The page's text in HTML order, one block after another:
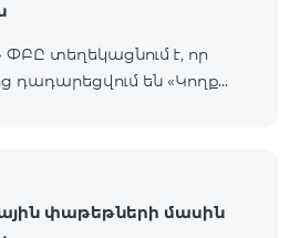
և գործողությունը։
ՓԲԸ տեղեկացնում է, որ
դադարեցվում են «Կողք
Ինչպես նաև
համարներ»
փաթեթների մասին